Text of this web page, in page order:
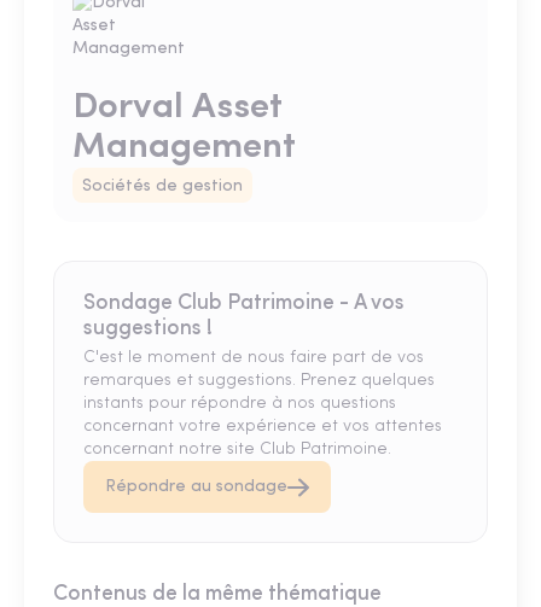
Dorval Asset
Management
Sociétés de gestion
Sondage Club Patrimoine - A vos
suggestions !
C'est le moment de nous faire part de vos
remarques et suggestions. Prenez quelques
instants pour répondre à nos questions
concernant votre expérience et vos attentes
concernant notre site Club Patrimoine.
Répondre au sondage
Contenus de la même thématique